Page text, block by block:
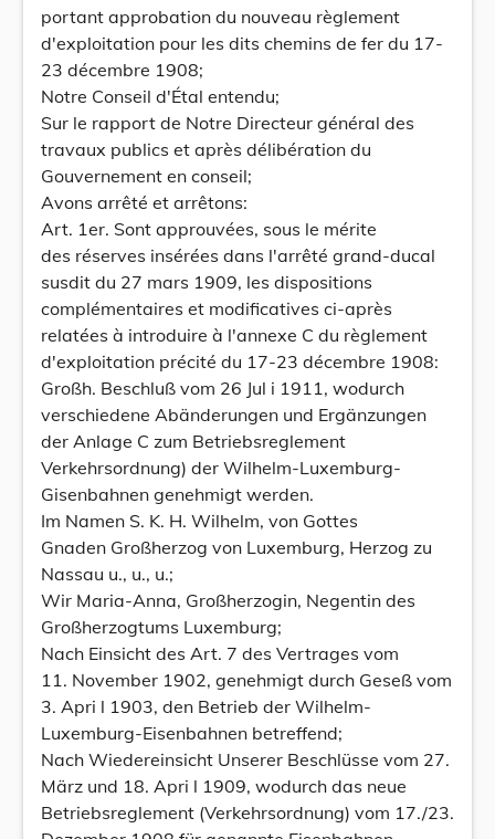
portant approbation du nouveau règlement
d'exploitation pour les dits chemins de fer du 17-
23 décembre 1908;
Notre Conseil d'Étal entendu;
Sur le rapport de Notre Directeur général des
travaux publics et après délibération du
Gouvernement en conseil;
Avons arrêté et arrêtons:
Art. 1er. Sont approuvées, sous le mérite
des réserves insérées dans l'arrêté grand-ducal
susdit du 27 mars 1909, les dispositions
complémentaires et modificatives ci-après
relatées à introduire à l'annexe C du règlement
d'exploitation précité du 17-23 décembre 1908:
Großh. Beschluß vom 26 Jul i 1911, wodurch
verschiedene Abänderungen und Ergänzungen
der Anlage C zum Betriebsreglement
Verkehrsordnung) der Wilhelm-Luxemburg-
Gisenbahnen genehmigt werden.
Im Namen S. K. H. Wilhelm, von Gottes
Gnaden Großherzog von Luxemburg, Herzog zu
Nassau u., u., u.;
Wir Maria-Anna, Großherzogin, Negentin des
Großherzogtums Luxemburg;
Nach Einsicht des Art. 7 des Vertrages vom
11. November 1902, genehmigt durch Geseß vom
3. Apri l 1903, den Betrieb der Wilhelm-
Luxemburg-Eisenbahnen betreffend;
Nach Wiedereinsicht Unserer Beschlüsse vom 27.
März und 18. Apri l 1909, wodurch das neue
Betriebsreglement (Verkehrsordnung) vom 17./23.